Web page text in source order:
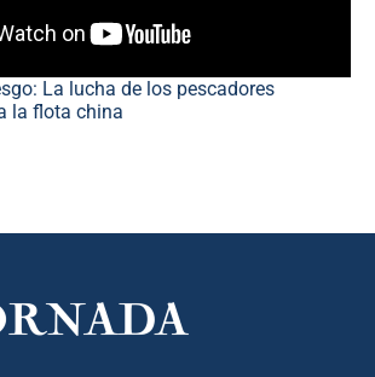
La lucha de los pescadores
la flota china